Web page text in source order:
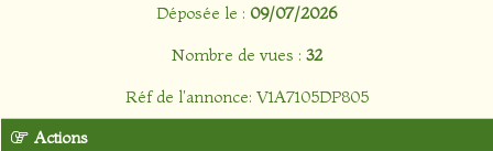
Déposée le : 09/07/2026
Nombre de vues : 32
Réf de l'annonce: V1A7105DP805
Actions